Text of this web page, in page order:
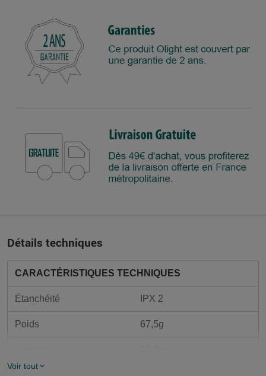
Détails techniques
CARACTÉRISTIQUES TECHNIQUES
Étanchéité IPX 2
Poids 67,5g
Voir tout